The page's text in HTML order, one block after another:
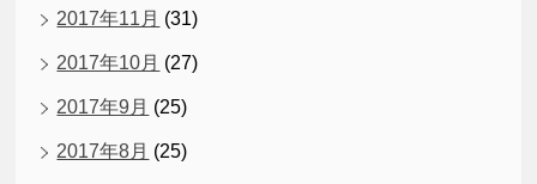
2017年11月 (31)
2017年10月 (27)
2017年9月 (25)
2017年8月 (25)